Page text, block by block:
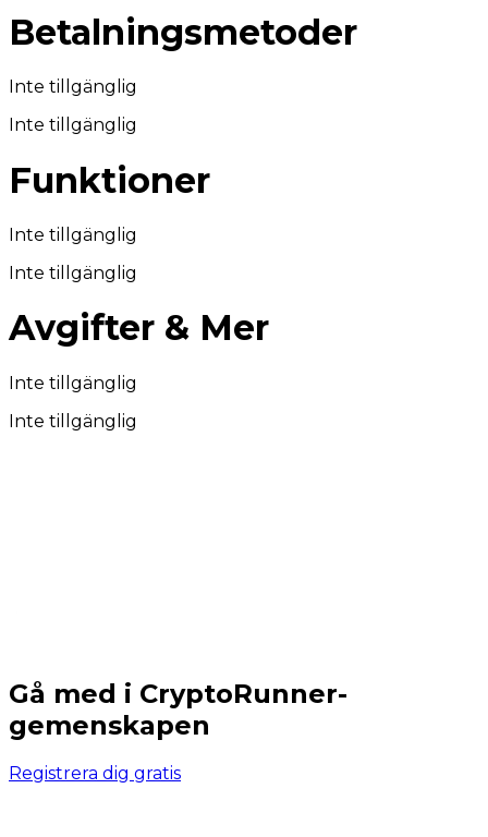
Betalningsmetoder
Inte tillgänglig
Inte tillgänglig
Funktioner
Inte tillgänglig
Inte tillgänglig
Avgifter & Mer
Inte tillgänglig
Inte tillgänglig
Gå med i CryptoRunner-
gemenskapen
Registrera dig gratis